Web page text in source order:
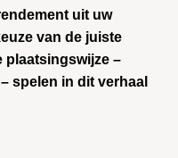
uit uw
van de juiste
plaatsingswijze –
spelen in dit verhaal